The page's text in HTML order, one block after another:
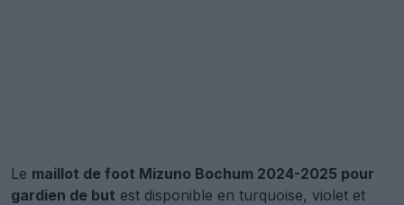
Le maillot de foot Mizuno Bochum 2024-2025 pour
gardien de but est disponible en turquoise, violet et